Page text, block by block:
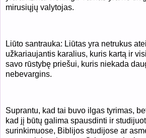
mirusiųjų valytojas.
Liūto santrauka: Liūtas yra netrukus
užkariaujantis karalius, kuris kartą ir
savo rūstybę priešui, kuris niekada
nebevargins.
Suprantu, kad tai buvo ilgas tyrimas,
kad jį būtų galima spausdinti ir
surinkimuose, Biblijos studijose ar